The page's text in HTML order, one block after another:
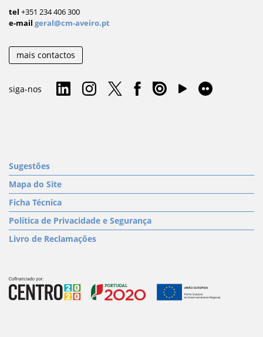
tel +351 234 406 300
e-mail geral@cm-aveiro.pt
mais contactos
siga-nos
Sugestões
Mapa do Site
Ficha Técnica
Política de Privacidade e Segurança
Livro de Reclamações